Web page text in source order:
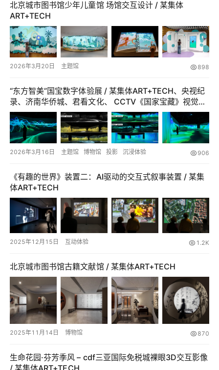
首
页
案
快
讯
工
搜
索
在
线
展
我
要
投
稿
文
登录 注册
北京城市图书馆少年儿童馆 场馆交互设计 / 某集体
ART+TECH
2026年3月20日 主题馆 898
“东方智美”国宝数字体验展 / 某集体ART+TECH、央视纪
录、济南华侨城、君看文化、 CCTV《国家宝藏》视觉团
队
2026年3月16日 主题馆 博物馆 投影 沉浸体验 906
《有趣的世界》装置二：AI驱动的交互式叙事装置 / 某集
体ART+TECH
2025年12月15日 互动体验 1.2K
北京城市图书馆古籍文献馆 / 某集体ART+TECH
2025年11月14日 博物馆 870
生命花园·芬芳季风 – cdf三亚国际免税城裸眼3D交互影像